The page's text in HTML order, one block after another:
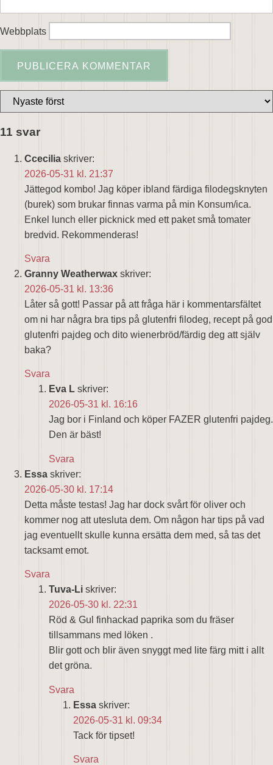
Webbplats
11 svar
Ccecilia skriver:
2026-05-31 kl. 21:37
Jättegod kombo! Jag köper ibland färdiga filodegsknyten
(burek) som brukar finnas varma på min Konsum/ica.
Enkel lunch eller picknick med ett paket små tomater
bredvid. Rekommenderas!
Svara
Granny Weatherwax skriver:
2026-05-31 kl. 13:36
Låter så gott! Passar på att fråga här i kommentarsfältet
om ni har några bra tips på glutenfri filodeg, recept på god
glutenfri pajdeg och dito wienerbröd/färdig deg att själv
baka?
Svara
Eva L skriver:
2026-05-31 kl. 16:16
Jag bor i Finland och köper FAZER glutenfri pajdeg.
Den är bäst!
Svara
Essa skriver:
2026-05-30 kl. 17:14
Detta måste testas! Jag har dock svårt för oliver och
kommer nog att utesluta dem. Om någon har tips på vad
jag eventuellt skulle kunna ersätta dem med, så tas det
tacksamt emot.
Svara
Tuva-Li skriver:
2026-05-30 kl. 22:31
Röd & Gul finhackad paprika som du fräser
tillsammans med löken .
Blir gott och blir även snyggt med lite färg mitt i allt
det gröna.
Svara
Essa skriver:
2026-05-31 kl. 09:34
Tack för tipset!
Svara